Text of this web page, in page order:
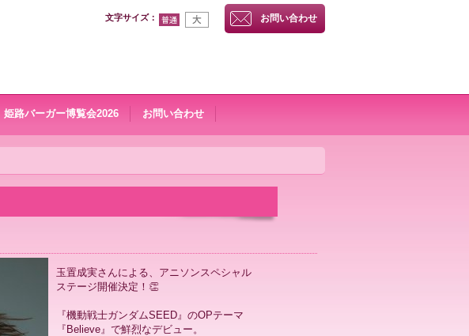
お問い合わせ
文字サイズ：
姫路バーガー博覧会2026 お問い合わせ
玉置成実さんによる、アニソンスペシャル
ステージ開催決定！👏
『機動戦士ガンダムSEED』のOPテーマ
『Believe』で鮮烈なデビュー。